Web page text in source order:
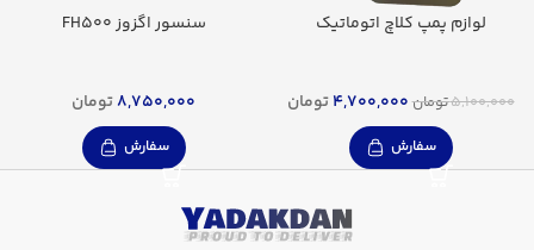
لوازم پمپ کلاچ اتوماتیک
5,100,000تومان4,700,000 تومان
سفارش
سنسور اگزوز FH500
8,750,000تومان
سفارش